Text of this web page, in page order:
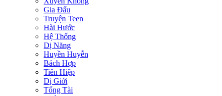
Gia Đấu
Truyện Teen
Hài Hước
Hệ Thống
Dị Năng
Huyền Huyễn
Bách Hợp
Tiên Hiệp
Dị Giới
Tổng Tài